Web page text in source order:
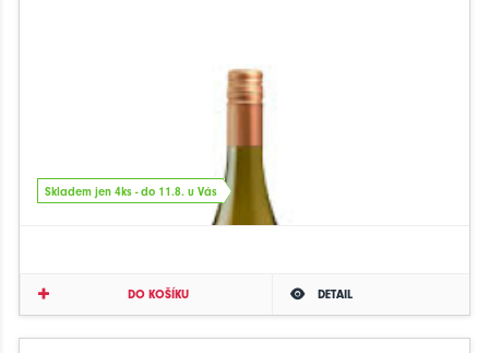
Skladem jen 4ks - do 11.8. u Vás
DO KOŠÍKU DETAIL